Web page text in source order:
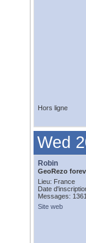
Hors ligne
Wed
Robin
GeoRezo
Lieu: France
Date
Messages:
Site web